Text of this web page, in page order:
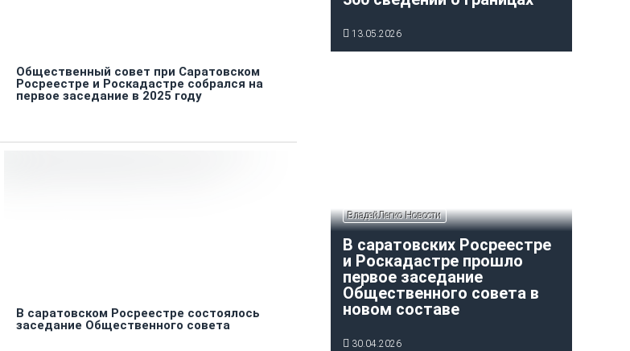
Общественный совет при Саратовском
Росреестре и Роскадастре собрался на
первое заседание в 2025 году
В саратовском Росреестре состоялось
заседание Общественного совета
13.05.2026
ВладейЛегко Новости
В саратовских Росреестре
и Роскадастре прошло
первое заседание
Общественного совета в
новом составе
30.04.2026